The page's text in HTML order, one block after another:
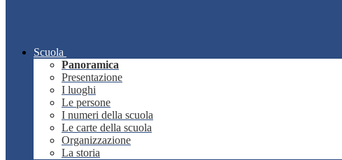
Scuola
Panoramica
Presentazione
I luoghi
Le persone
I numeri della scuola
Le carte della scuola
Organizzazione
La storia